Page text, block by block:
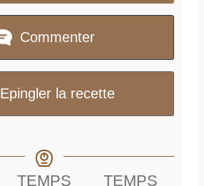
Commenter
Epingler la recette
TEMPS TEMPS